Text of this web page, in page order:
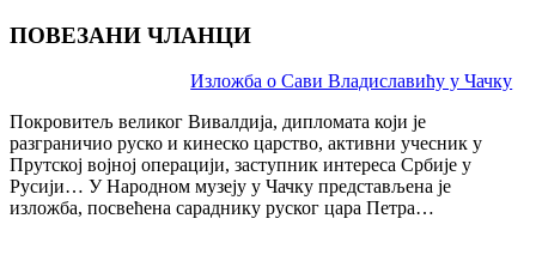
ПОВЕЗАНИ ЧЛАНЦИ
Изложба о Сави Владиславићу у Чачку
Покровитељ великог Вивалдија, дипломата који је
разграничио руско и кинеско царство, активни учесник у
Прутској војној операцији, заступник интереса Србије у
Русији… У Народном музеју у Чачку представљена је
изложба, посвећена сараднику руског цара Петра…
navigation